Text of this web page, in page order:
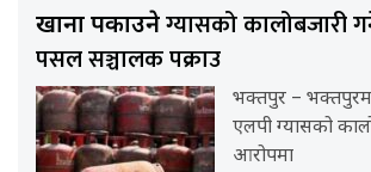
खाना पकाउनेग्यासको कालोबजारी
पसल सञ्चालक पक्राउ
भक्तपुर –
एलपी ग्यासको
आरोपमा